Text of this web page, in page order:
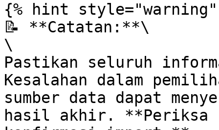
{% hint style="warning"
📝 **Catatan:**\
\
Pastikan seluruh
Kesalahan dalam
sumber data dapat
hasil akhir. **Periksa